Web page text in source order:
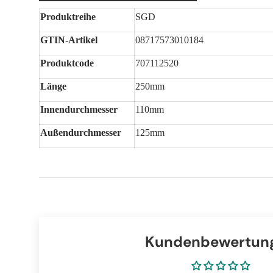
Produktreihe SGD
GTIN-Artikel 08717573010184
Produktcode 707112520
Länge 250mm
Innendurchmesser 110mm
Außendurchmesser 125mm